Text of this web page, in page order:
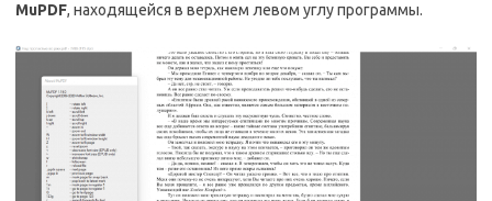
MuPDF, находящейся в верхнем левом углу программы.